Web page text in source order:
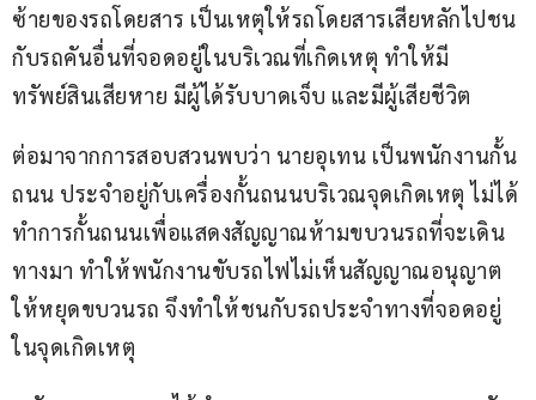
ซ้ายของรถโดยสาร เป็นเหตุให้รถโดยสารเสียหลักไปชน
กับรถคันอื่นที่จอดอยู่ในบริเวณที่เกิดเหตุ ทำให้มี
ทรัพย์สินเสียหาย มีผู้ได้รับบาดเจ็บ และมีผู้เสียชีวิต
ต่อมาจากการสอบสวนพบว่า นายอุเทน เป็นพนักงานกั้น
ถนน ประจำอยู่กับเครื่องกั้นถนนบริเวณจุดเกิดเหตุ ไม่ได้
ทำการกั้นถนนเพื่อแสดงสัญญาณห้ามขบวนรถที่จะเดิน
ทางมา ทำให้พนักงานขับรถไฟไม่เห็นสัญญาณอนุญาต
ให้หยุดขบวนรถ จึงทำให้ชนกับรถประจำทางที่จอดอยู่
ในจุดเกิดเหตุ